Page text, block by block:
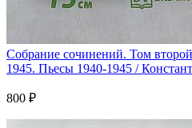
Собрание сочинений. Том
1945. Пьесы 1940-1945 /
800 ₽